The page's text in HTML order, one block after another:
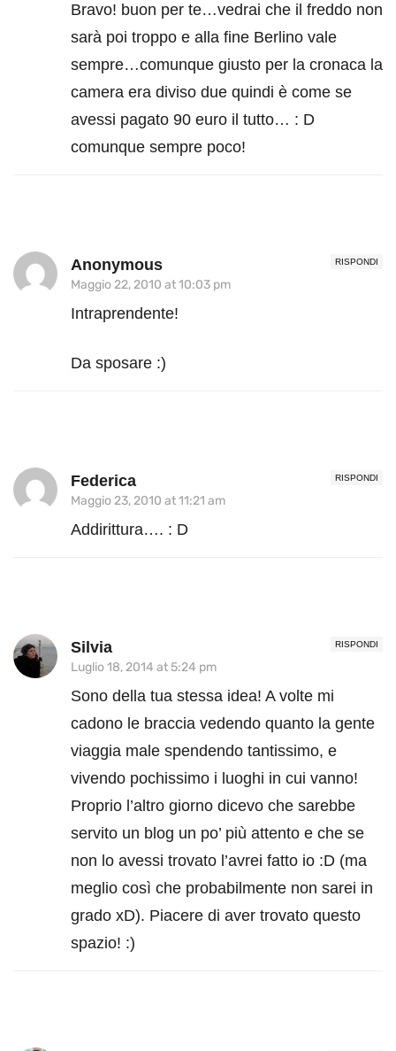
Bravo! buon per te…vedrai che il freddo non
sarà poi troppo e alla fine Berlino vale
sempre…comunque giusto per la cronaca la
camera era diviso due quindi è come se
avessi pagato 90 euro il tutto… : D
comunque sempre poco!
RISPONDI
Anonymous
Maggio 22, 2010 at 10:03 pm
Intraprendente!
Da sposare :)
RISPONDI
Federica
Maggio 23, 2010 at 11:21 am
Addirittura…. : D
RISPONDI
Silvia
Luglio 18, 2014 at 5:24 pm
Sono della tua stessa idea! A volte mi
cadono le braccia vedendo quanto la gente
viaggia male spendendo tantissimo, e
vivendo pochissimo i luoghi in cui vanno!
Proprio l’altro giorno dicevo che sarebbe
servito un blog un po’ più attento e che se
non lo avessi trovato l’avrei fatto io :D (ma
meglio così che probabilmente non sarei in
grado xD). Piacere di aver trovato questo
spazio! :)